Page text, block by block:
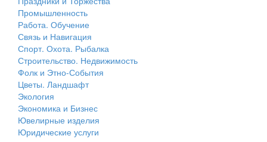
Промышленность
Работа. Обучение
Связь и Навигация
Спорт. Охота. Рыбалка
Строительство. Недвижимость
Фолк и Этно-События
Цветы. Ландшафт
Экология
Экономика и Бизнес
Ювелирные изделия
Юридические услуги